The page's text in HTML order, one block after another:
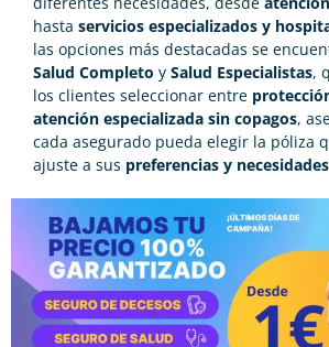
hasta servicios especializados y
las opciones más destacadas se
Salud Completo y Salud Especialistas,
los clientes seleccionar entre
atención especializada sin copagos,
cada asegurado pueda elegir la póliza
ajuste a sus preferencias y